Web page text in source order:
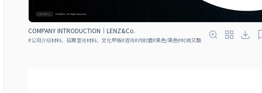
COMPANY INTRODUCTION｜LENZ&Co.
#公司介绍材料、招聘宣传材料、文化甲板#咨询#内封面#黑色/黑色#时尚又酷